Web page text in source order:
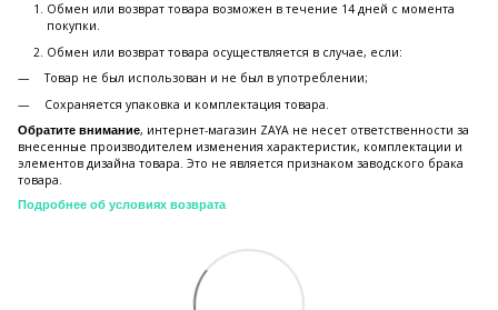
Обмен или возврат товара возможен в течение 14 дней с момента
покупки.
Обмен или возврат товара осуществляется в случае, если:
Товар не был использован и не был в употреблении;
Сохраняется упаковка и комплектация товара.
Обратите внимание, интернет-магазин ZAYA не несет ответственности за
внесенные производителем изменения характеристик, комплектации и
элементов дизайна товара. Это не является признаком заводского брака
товара.
Подробнее об условиях возврата